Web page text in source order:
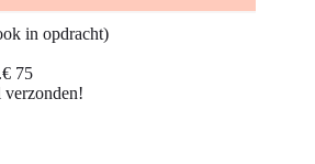
in opdracht)
75
verzonden!